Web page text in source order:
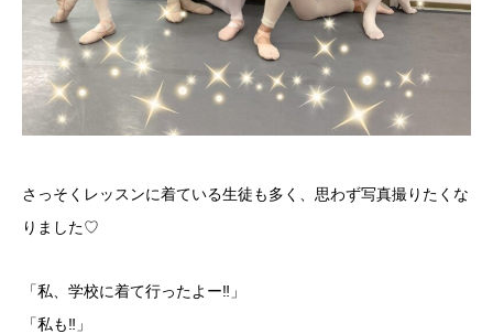
さっそくレッスンに着ている生徒も多く、思わず写真撮りたくな
りました♡
「私、学校に着て行ったよー‼︎」
「私も‼︎」